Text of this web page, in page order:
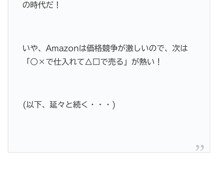
の時代だ！
いや、Amazonは価格競争が激しいので、次は
「○×で仕入れて△□で売る」が熱い！
(以下、延々と続く・・・)